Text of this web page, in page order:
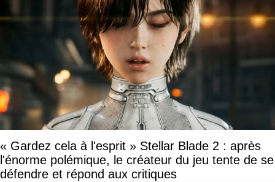
« Gardez cela à l'esprit » Stellar Blade 2 : après
l'énorme polémique, le créateur du jeu tente de se
défendre et répond aux critiques